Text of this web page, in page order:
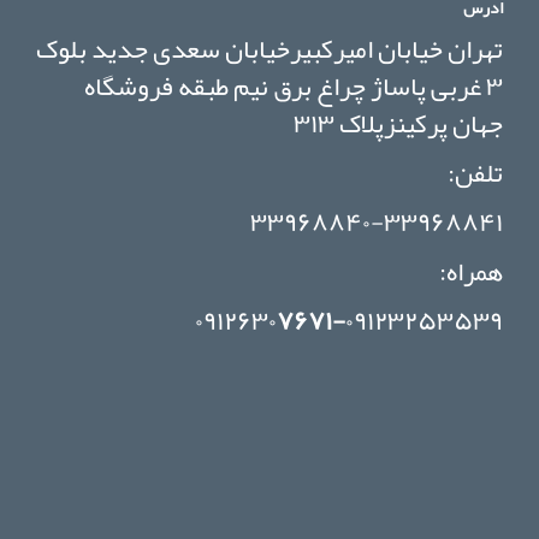
ادرس
تهران خیابان امیرکبیرخیابان سعدی جدید بلوک
۳ غربی پاساژ چراغ برق نیم طبقه فروشگاه
جهان پرکینزپلاک ۳۱۳
تلفن:
۳۳۹۶۸۸۴۰-۳۳۹۶۸۸۴۱
همراه:
۰۹۱۲۶۳۰۷۶۷۱-۰۹۱۲۳۲۵۳۵۳۹